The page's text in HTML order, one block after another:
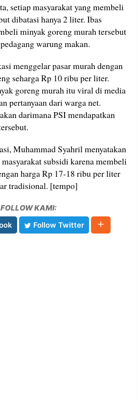
setiap masyarakat yang membeli
dibatasi hanya 2 liter. Ibas
minyak goreng murah tersebut
warung makan.
menggelar pasar murah dengan
seharga Rp 10 ribu per liter.
goreng murah itu viral di media
pertanyaan dari warga net.
darimana PSI mendapatkan
Muhammad Syahril menyatakan
subsidi karena membeli
harga Rp 17-18 ribu per liter
tradisional. [tempo]
FOLLOW KAMI:
Follow Twitter